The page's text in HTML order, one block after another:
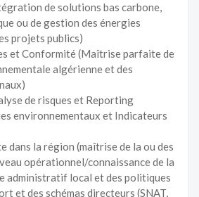
de solutions bas carbone,
ou de gestion des énergies
projets publics)
et Conformité (Maîtrise parfaite de
algérienne et des
de risques et Reporting
environnementaux et Indicateurs
dans la région (maîtrise de la ou des
opérationnel/connaissance de la
administratif local et des politiques
et des schémas directeurs (SNAT,